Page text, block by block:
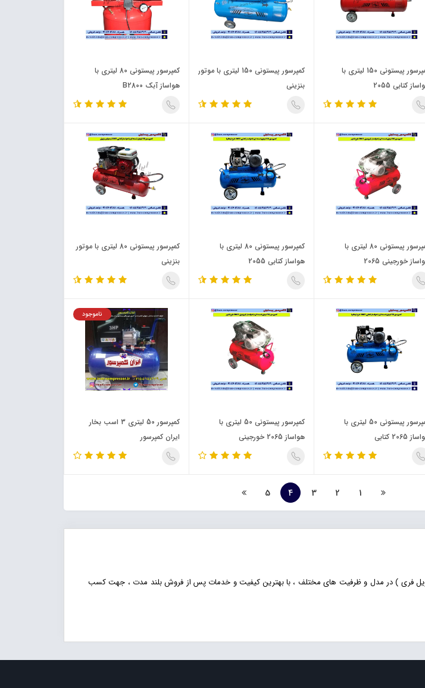
کمپرسور پیستونی 150 لیتری با
کتابی 2055
کمپرسور پیستونی 150 لیتری با موتور
بنزینی
کمپرسور پیستونی 80 لیتری با
هواساز آبک B2800
کمپرسور پیستونی 80 لیتری با
خورجینی 2065
کمپرسور پیستونی 80 لیتری با
هواساز کتابی 2055
کمپرسور پیستونی 80 لیتری با موتور
بنزینی
کمپرسور پیستونی 50 لیتری با
2065 کتابی
کمپرسور پیستونی 50 لیتری با
هواساز 2065 خورجینی
ناموجود
کمپرسور 50 لیتری 3 اسب بخار
ایران کمپرسور
1
2
3
4
5
اویل فری ) در مدل و ظرفیت های مختلف ، با بهترین کیفیت و خدمات پس از فروش بلند مدت ، جهت کسب